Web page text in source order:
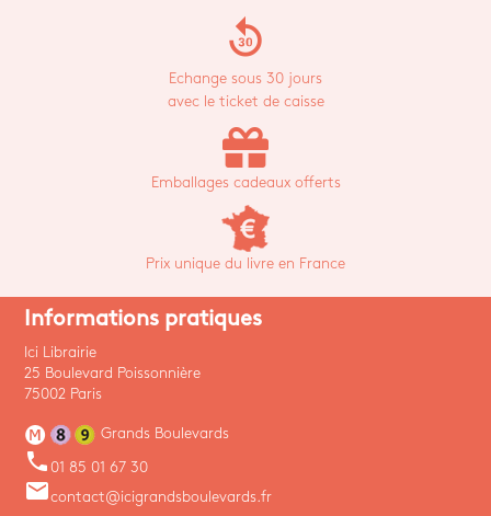
replay_30
Echange sous 30 jours
avec le ticket de caisse
Emballages cadeaux offerts
Prix unique du livre en France
Informations pratiques
Ici Librairie
25 Boulevard Poissonnière
75002 Paris
Grands Boulevards
phone 01 85 01 67 30
emailcontact@icigrandsboulevards.fr